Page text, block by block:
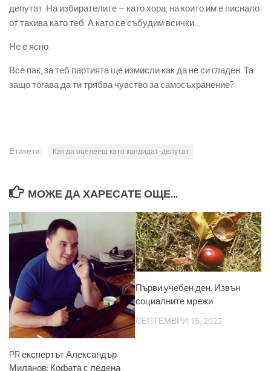
депутат. На избирателите – като хора, на които им е писнало
от такива като теб. А като се събудим всички…
Не е ясно.
Все пак, за теб партията ще измисли как да не си гладен. Та
защо тогава да ти трябва чувство за самосъхранение?
Етикети: Как да оцелееш като кандидат-депутат
МОЖЕ ДА ХАРЕСАТЕ ОЩЕ...
PR експертът Александър
Миланов: Кофата с ледена
Първи учебен ден. Извън
социалните мрежи
СЕПТЕМВРИ 15, 2022